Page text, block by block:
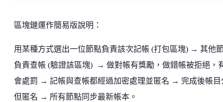
區塊鏈運作簡易版說明：
用某種方式選出一位節點負責該次記帳 (打包區塊) → 其他
負責查帳 (驗證該區塊) → 做對帳有獎勵，做錯帳被拒絕，
會處罰 → 記帳與查帳都經過加密處理並匿名 → 完成後帳目
但匿名 → 所有節點同步最新帳本。